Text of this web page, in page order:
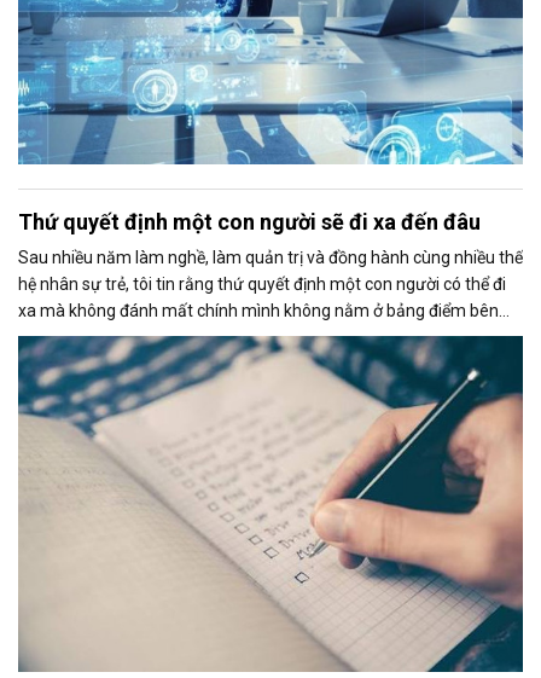
Thứ quyết định một con người sẽ đi xa đến đâu
Sau nhiều năm làm nghề, làm quản trị và đồng hành cùng nhiều thế
hệ nhân sự trẻ, tôi tin rằng thứ quyết định một con người có thể đi
xa mà không đánh mất chính mình không nằm ở bảng điểm bên
ngoài, mà nằm ở bảng điểm bên trong, thứ tôi gọi là “Inner
Scorecard”.